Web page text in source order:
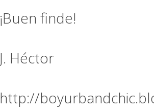
¡Buen finde!
J. Héctor
http://